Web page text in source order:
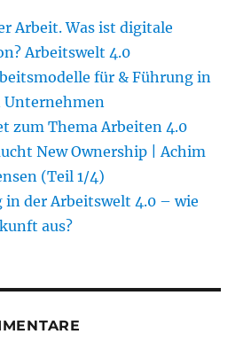
Arbeit. Was ist digitale
Arbeitswelt 4.0
für & Führung in
zum Thema Arbeiten 4.0
New Ownership | Achim
(Teil 1/4)
der Arbeitswelt 4.0 – wie
aus?